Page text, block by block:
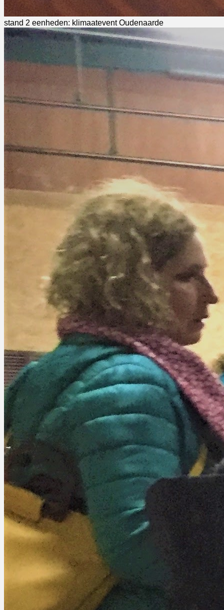
stand 2 eenheden: klimaatevent Oudenaarde